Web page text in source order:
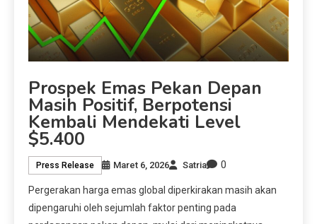
Prospek Emas Pekan Depan
Masih Positif, Berpotensi
Kembali Mendekati Level
$5.400
Press Release Maret 6, 2026 Satria 0
Pergerakan harga emas global diperkirakan masih akan
dipengaruhi oleh sejumlah faktor penting pada